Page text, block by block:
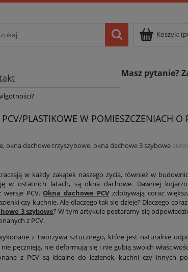
Koszyk:
Masz pytanie?
PLASTIKOWE W POMIESZCZENIACH O
, okna dachowe trzyszybowe, okna dachowe 3 szybowe
w każdy zakątek naszego życia, również w
w ostatnich latach, są okna dachowe. Dawniej
wersje PCV.Okna dachowe PCVzdobywają coraz
czy kuchnie. Ale dlaczego tak się dzieje? Dlaczego
3 szybowe? W tym artykule postaramy się
z PCV.
z tworzywa sztucznego, które jest naturalnie
pęcznieją, nie deformują się i nie gubią swoich
z PCV są idealne do łazienek, kuchni czy innych